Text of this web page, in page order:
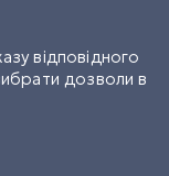
відповідного
дозволи в